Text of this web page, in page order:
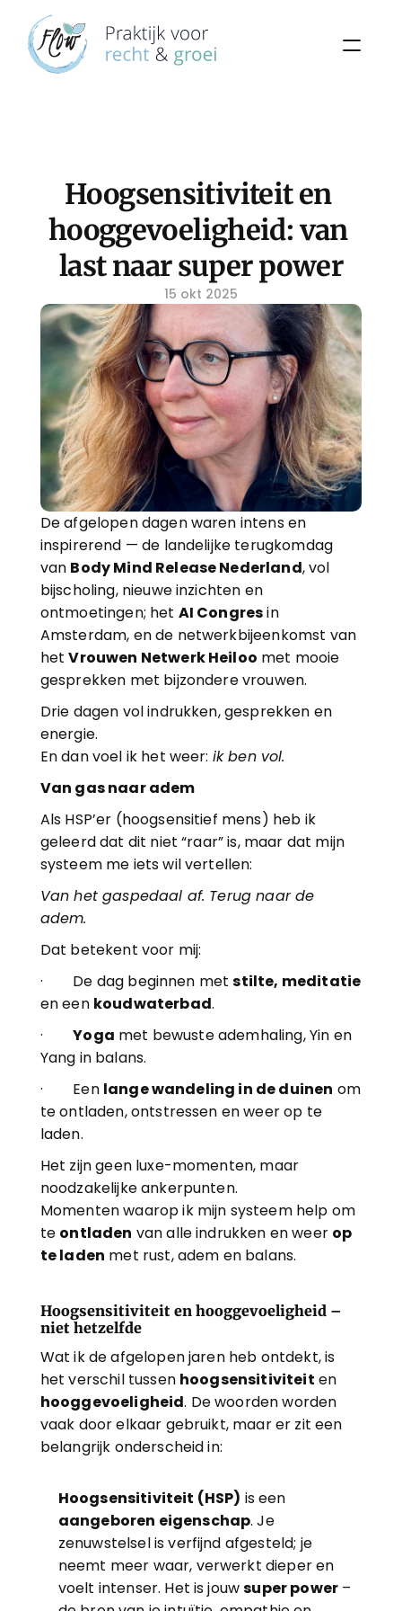
Hoogsensitiviteit en
hooggevoeligheid: van
last naar super power
15 okt 2025
De afgelopen dagen waren intens en
inspirerend — de landelijke terugkomdag
van Body Mind Release Nederland, vol
bijscholing, nieuwe inzichten en
ontmoetingen; het AI Congres in
Amsterdam, en de netwerkbijeenkomst van
het Vrouwen Netwerk Heiloo met mooie
gesprekken met bijzondere vrouwen.
Drie dagen vol indrukken, gesprekken en
energie.
En dan voel ik het weer: ik ben vol.
Van gas naar adem
Als HSP’er (hoogsensitief mens) heb ik
geleerd dat dit niet “raar” is, maar dat mijn
systeem me iets wil vertellen:
Van het gaspedaal af. Terug naar de
adem.
Dat betekent voor mij:
·        De dag beginnen met stilte, meditatie
en een koudwaterbad.
· Yoga met bewuste ademhaling, Yin en
Yang in balans.
·        Een lange wandeling in de duinen om
te ontladen, ontstressen en weer op te
laden.
Het zijn geen luxe-momenten, maar
noodzakelijke ankerpunten.
Momenten waarop ik mijn systeem help om
te ontladen van alle indrukken en weer op
te laden met rust, adem en balans.
Hoogsensitiviteit en hooggevoeligheid –
niet hetzelfde
Wat ik de afgelopen jaren heb ontdekt, is
het verschil tussen hoogsensitiviteit
hooggevoeligheid. De woorden worden
vaak door elkaar gebruikt, maar er zit een
belangrijk onderscheid in:
Hoogsensitiviteit (HSP)
aangeboren eigenschap. Je
zenuwstelsel is verfijnd afgesteld; je
neemt meer waar, verwerkt dieper en
voelt intenser. Het is jouw super power –